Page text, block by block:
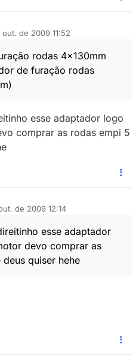
out. de 2009 11:52
rodas 4x130mm
de furação rodas
esse adaptador logo
comprar as rodas empi 5
de 2009 12:14
esse adaptador
devo comprar as
quiser hehe